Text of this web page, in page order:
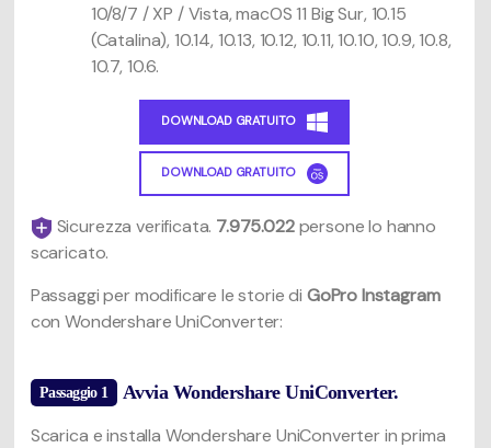
10/8/7 / XP / Vista, macOS 11 Big Sur, 10.15
(Catalina), 10.14, 10.13, 10.12, 10.11, 10.10, 10.9, 10.8,
10.7, 10.6.
DOWNLOAD GRATUITO
DOWNLOAD GRATUITO
Sicurezza verificata. 7.975.022persone lo hanno
scaricato.
Passaggi per modificare le storie di GoPro Instagram
con Wondershare UniConverter:
Passaggio 1 Avvia Wondershare UniConverter.
Scarica e installa Wondershare UniConverter in prima